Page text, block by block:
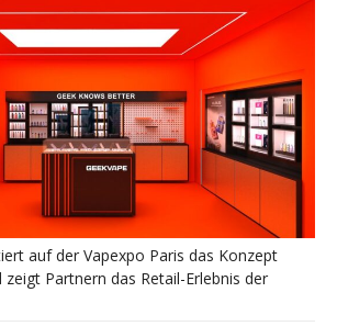
auf der Vapexpo Paris das Konzept
zeigt Partnern das Retail-Erlebnis der